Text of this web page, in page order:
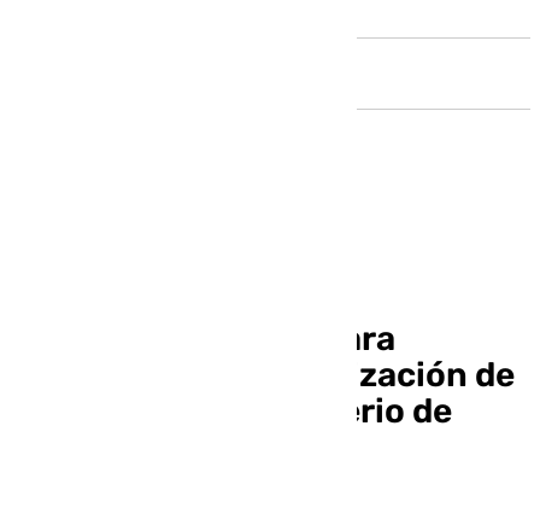
Paros en Santa Bárbara
Sistemas por la paralización de
contratos del Ministerio de